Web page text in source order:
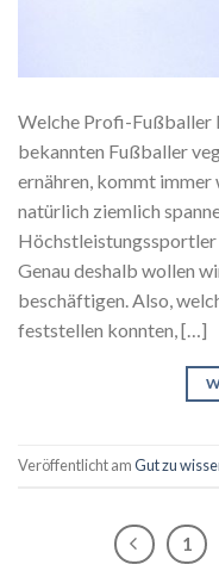
Welche Profi-Fußballer
bekannten Fußballer
ernähren, kommt immer
natürlich ziemlich
Höchstleistungssportler
Genau deshalb wollen
beschäftigen. Also,
feststellen konnten, […]
Veröffentlicht amGut zu
1